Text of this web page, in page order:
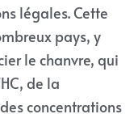
légales. Cette
pays, y
le chanvre, qui
de la
concentrations